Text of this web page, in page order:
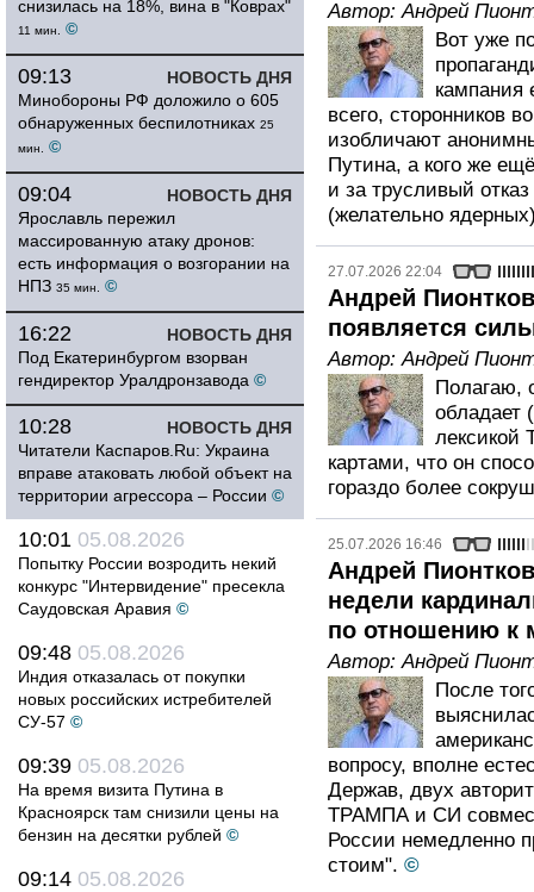
снизилась на 18%, вина в "Коврах"
11 мин. ©
НОВОСТЬ ДНЯ
09:13
Минобороны РФ доложило о 605
обнаруженных беспилотниках 25
мин.
©
НОВОСТЬ ДНЯ
09:04
Ярославль пережил
массированную атаку дронов:
есть информация о возгорании на
НПЗ 35 мин. ©
НОВОСТЬ ДНЯ
16:22
Под Екатеринбургом взорван
гендиректор Уралдронзавода ©
НОВОСТЬ ДНЯ
10:28
Читатели Каспаров.Ru: Украина
вправе атаковать любой объект на
территории агрессора – России ©
10:01 05.08.2026
Попытку России возродить некий
конкурс "Интервидение" пресекла
Саудовская Аравия ©
09:48 05.08.2026
Индия отказалась от покупки
новых российских истребителей
СУ-57 ©
09:39 05.08.2026
На время визита Путина в
Красноярск там снизили цены на
бензин на десятки рублей ©
09:14 05.08.2026
Автор:Андрей
Вот уже
кампания
всего, сторонников
изобличают
Путина, а кого же
и за трусливый
(желательно
27.07.2026 22:04
Андрей
появляется
Автор:Андрей
Полагаю,
обладает
лексикой
картами, что он
гораздо более
25.07.2026 16:46
Андрей
недели
по отношению к
Автор:Андрей
После
вопросу, вполне
Держав, двух
ТРАМПА и СИ
России немедленно
стоим". ©